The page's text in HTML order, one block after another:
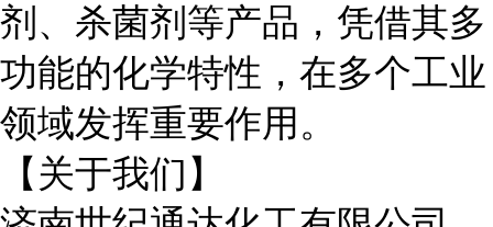
剂、杀菌剂等产品，凭借其多
功能的化学特性，在多个工业
领域发挥重要作用。
【关于我们】